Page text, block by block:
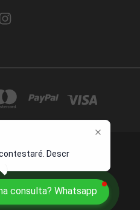
consulta? Whatsapp
567 MIAMI, FL 33139 USA